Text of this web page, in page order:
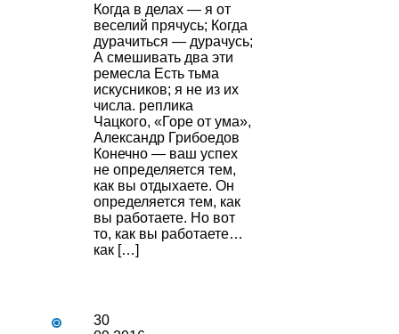
Когда в делах — я от
веселий прячусь; Когда
дурачиться — дурачусь;
А смешивать два эти
ремесла Есть тьма
искусников; я не из их
числа. реплика
Чацкого, «Горе от ума»,
Александр Грибоедов
Конечно — ваш успех
не определяется тем,
как вы отдыхаете. Он
определяется тем, как
вы работаете. Но вот
то, как вы работаете…
как […]
30